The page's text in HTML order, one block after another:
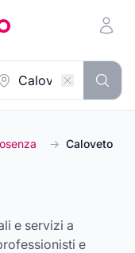
→ Caloveto
e servizi a
e